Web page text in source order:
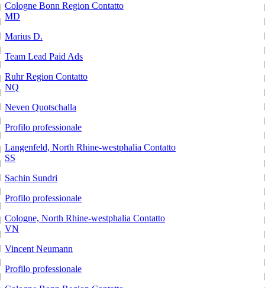
Cologne Bonn Region Contatto
MD
Marius D.
Team Lead Paid Ads
Ruhr Region Contatto
NQ
Neven Quotschalla
Profilo professionale
Langenfeld, North Rhine-westphalia Contatto
SS
Sachin Sundri
Profilo professionale
Cologne, North Rhine-westphalia Contatto
VN
Vincent Neumann
Profilo professionale